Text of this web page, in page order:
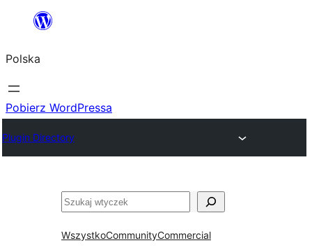
Przejdź
treści
Polska
Pobierz WordPressa
Plugin Directory
Szukaj
WszystkoCommunityCommercial